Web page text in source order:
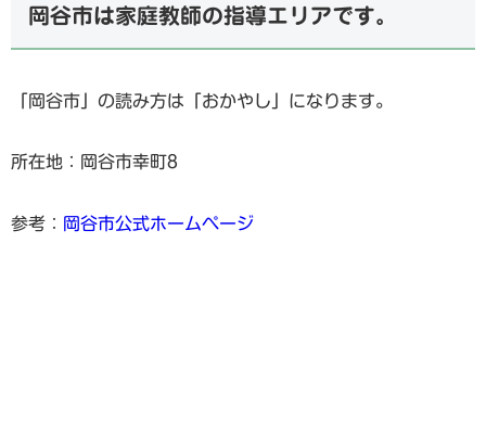
岡谷市は家庭教師の指導エリアです。
「岡谷市」の読み方は「おかやし」になります。
所在地：岡谷市幸町8
参考： 岡谷市公式ホームページ